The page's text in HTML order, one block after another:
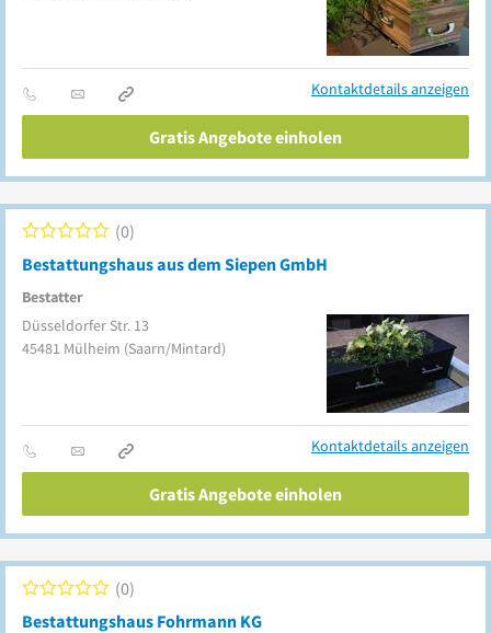
Kontaktdetails anzeigen
Gratis Angebote einholen
Bestattungshaus aus dem Siepen GmbH
Bestatter
0
Düsseldorfer Str. 13
45481 Mülheim (Saarn/Mintard)
Kontaktdetails anzeigen
Gratis Angebote einholen
Bestattungshaus Fohrmann KG
0